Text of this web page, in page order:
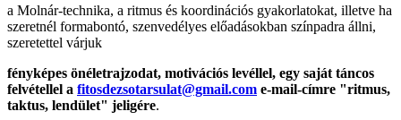
a Molnár-technika, a ritmus és koordinációs gyakorlatokat, illetve ha
szeretnél formabontó, szenvedélyes előadásokban színpadra állni,
szeretettel várjuk
fényképes önéletrajzodat, motivációs levéllel, egy saját táncos
felvétellel a fitosdezsotarsulat@gmail.com e-mail-címre "ritmus,
taktus, lendület" jeligére.